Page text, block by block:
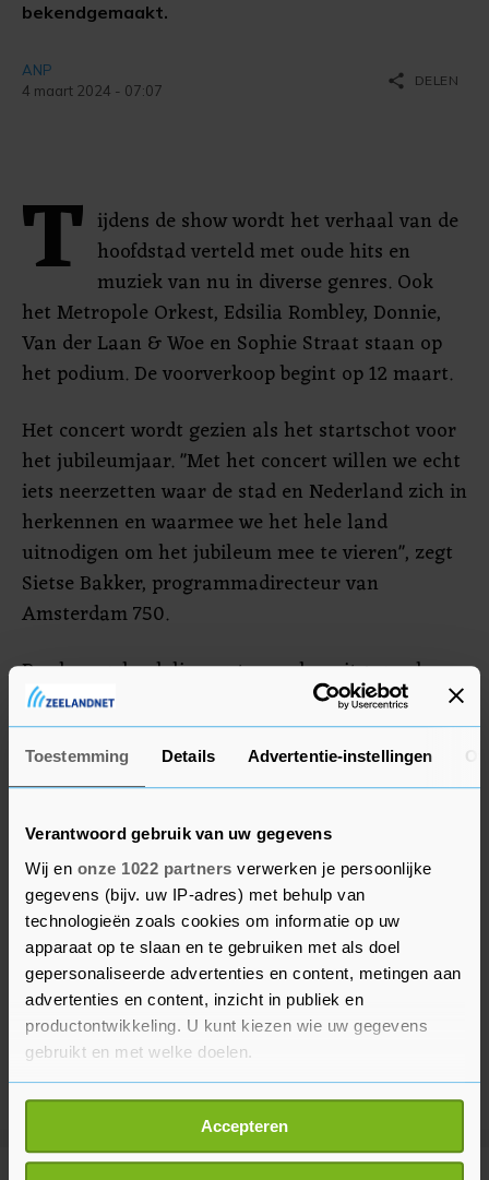
Toestemming Details Advertentie-instellingen
Verantwoord gebruik van uw gegevens
Wij en onze 1022 partners verwerken je persoonlijke
gegevens (bijv. uw IP-adres) met behulp van
technologieën zoals cookies om informatie op uw
apparaat op te slaan en te gebruiken met als doel
gepersonaliseerde advertenties en content, metingen aan
advertenties en content, inzicht in publiek en
productontwikkeling. U kunt kiezen wie uw gegevens
gebruikt en met welke doelen.
Als u het toestaat, willen we ook graag:
Informatie verzamelen over uw geografische
locatie, die tot een paar meter nauwkeurig kan zijn
Accepteren
bekendgemaakt.
ANP
4 maart 2024 - 07:07
share DELEN
T ijdens de show wordt het verhaal van de
hoofdstad verteld met oude hits en
muziek van nu in diverse genres. Ook
het Metropole Orkest, Edsilia Rombley, Donnie,
Van der Laan & Woe en Sophie Straat staan op
het podium. De voorverkoop begint op 12 maart.
Het concert wordt gezien als het startschot voor
het jubileumjaar. "Met het concert willen we echt
iets neerzetten waar de stad en Nederland zich in
herkennen en waarmee we het hele land
uitnodigen om het jubileum mee te vieren", zegt
Sietse Bakker, programmadirecteur van
Amsterdam 750.
De show zal ook live op tv worden uitgezonden,
maar waar is nog niet bekend.